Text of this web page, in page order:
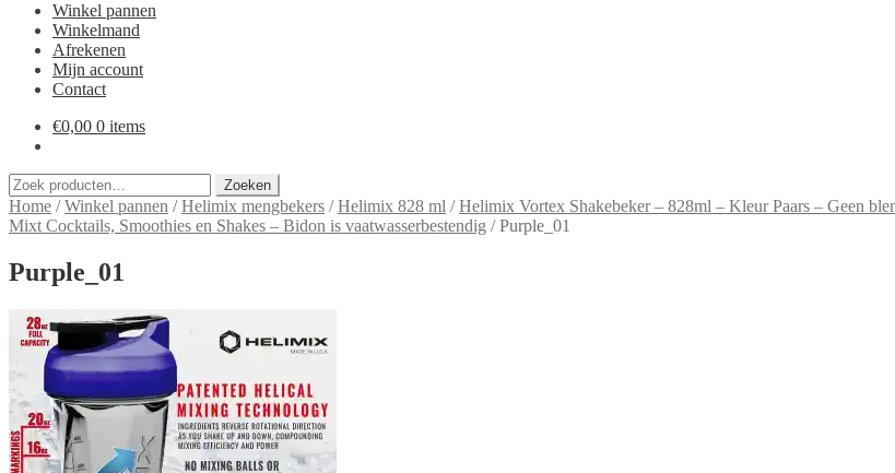
Winkel pannen
Winkelmand
Afrekenen
Mijn account
Contact
€0,00 0 items
Zoeken
naar:
Zoeken
Home /Winkel pannen /Helimix mengbekers /Helimix 828 ml /Helimix Vortex Shakebeker – 828ml – Kleur Paars – Geen
Mixt Cocktails, Smoothies en Shakes – Bidon is vaatwasserbestendig /Purple_01
Purple_01